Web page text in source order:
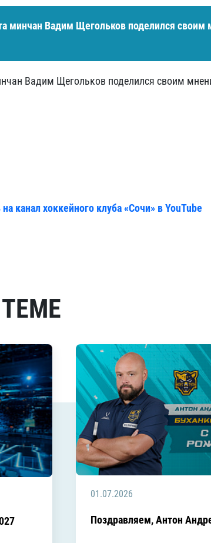
минчан Вадим Щегольков поделился своим
Вадим Щегольков поделился своим
канал хоккейного клуба «Сочи» в YouTube
01.07.2026
Поздравляем, Антон